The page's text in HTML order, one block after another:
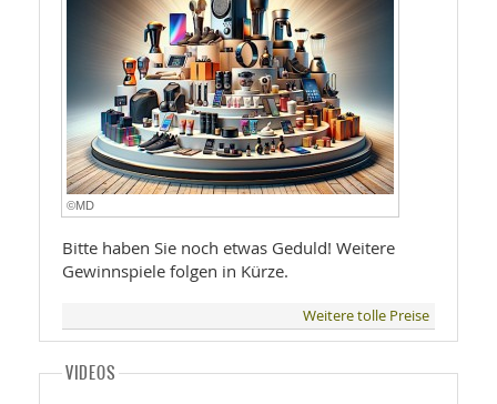
©MD
Bitte haben Sie noch etwas Geduld! Weitere
Gewinnspiele folgen in Kürze.
Weitere tolle Preise
VIDEOS